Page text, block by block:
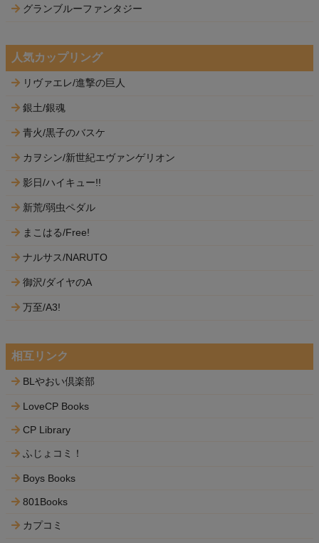
グランブルーファンタジー
人気カップリング
リヴァエレ/進撃の巨人
銀土/銀魂
青火/黒子のバスケ
カヲシン/新世紀エヴァンゲリオン
影日/ハイキュー!!
新荒/弱虫ペダル
まこはる/Free!
ナルサス/NARUTO
御沢/ダイヤのA
万至/A3!
相互リンク
BLやおい倶楽部
LoveCP Books
CP Library
ふじょコミ！
Boys Books
801Books
カプコミ